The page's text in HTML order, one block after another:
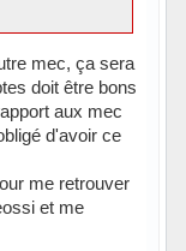
mec, ça sera
doit être bons
aux mec
d'avoir ce
me retrouver
et me